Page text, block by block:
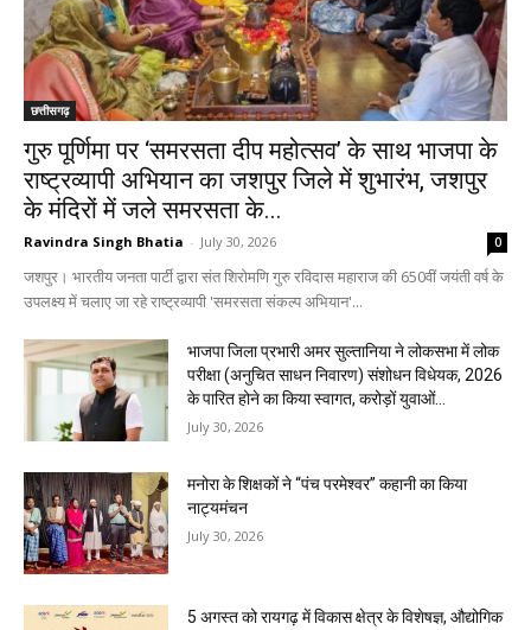
छत्तीसगढ़
गुरु पूर्णिमा पर ‘समरसता दीप महोत्सव’ के साथ भाजपा के
राष्ट्रव्यापी अभियान का जशपुर जिले में शुभारंभ, जशपुर
के मंदिरों में जले समरसता के...
Ravindra Singh Bhatia - July 30, 2026 0
जशपुर। भारतीय जनता पार्टी द्वारा संत शिरोमणि गुरु रविदास महाराज की 650वीं जयंती वर्ष के
उपलक्ष्य में चलाए जा रहे राष्ट्रव्यापी 'समरसता संकल्प अभियान'...
भाजपा जिला प्रभारी अमर सुल्तानिया ने लोकसभा में लोक
परीक्षा (अनुचित साधन निवारण) संशोधन विधेयक, 2026
के पारित होने का किया स्वागत, करोड़ों युवाओं...
July 30, 2026
मनोरा के शिक्षकों ने “पंच परमेश्वर” कहानी का किया
नाट्यमंचन
July 30, 2026
5 अगस्त को रायगढ़ में विकास क्षेत्र के विशेषज्ञ, औद्योगिक